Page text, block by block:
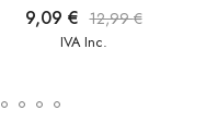
9,09 € 12,99€
IVA Inc.